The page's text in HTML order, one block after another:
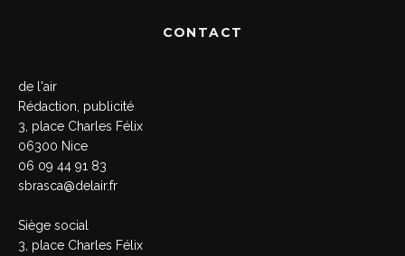
CONTACT
de l'air
Rédaction, publicité
3, place Charles Félix
06300 Nice
06 09 44 91 83
sbrasca@delair.fr
Siège social
3, place Charles Félix